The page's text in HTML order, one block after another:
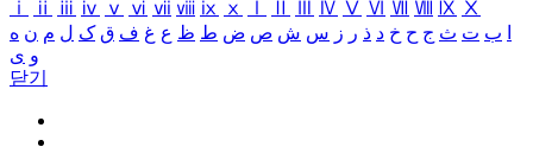
ⅰ
ⅱ ⅲ ⅳ ⅴ ⅵ ⅶ ⅷ ⅸ ⅹ Ⅳ Ⅴ Ⅵ Ⅶ Ⅷ Ⅸ Ⅹ
ب ت ث ج ح خ د ذ ر ز س ش ص ض ط ظ ع غ ف ق ک ل م ن ه
و ی
닫기